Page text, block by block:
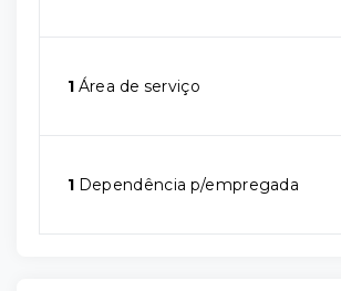
1 Área de serviço
1 Dependência p/empregada